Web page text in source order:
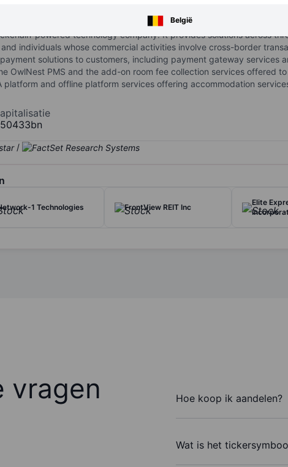
België
powered technology company. It provides solutions across
individuals whose commercial activities involve cross-border
solutions to customers, including payment gateway services
OwlNest PMS and the add-on room fee collection services offered
and offline platform services offering accommodation
/
1 Technologies FrontView REIT Inc
Elite
vragen Hoe koop ik aandelen?
Wat is het